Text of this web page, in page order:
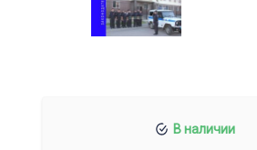
В наличии